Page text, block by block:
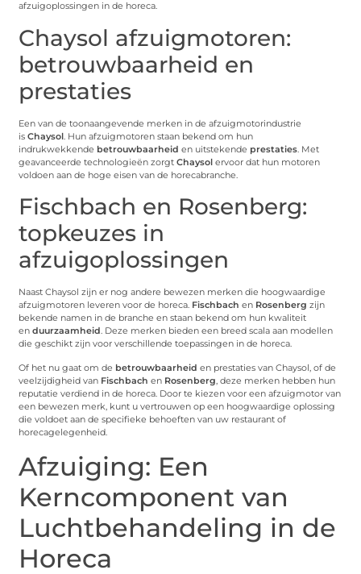
afzuigoplossingen in de horeca.
Chaysol afzuigmotoren:
betrouwbaarheid en
prestaties
Een van de toonaangevende merken in de afzuigmotorindustrie
isChaysol. Hun afzuigmotoren staan bekend om hun
indrukwekkende betrouwbaarheid en uitstekende prestaties. Met
geavanceerde technologieën zorgtChaysol ervoor dat hun motoren
voldoen aan de hoge eisen van de horecabranche.
Fischbach en Rosenberg:
topkeuzes in
afzuigoplossingen
Naast Chaysol zijn er nog andere bewezen merken die hoogwaardige
afzuigmotoren leveren voor de horeca. Fischbach en Rosenberg zijn
bekende namen in de branche en staan bekend om hun kwaliteit
enduurzaamheid. Deze merken bieden een breed scala aan modellen
die geschikt zijn voor verschillende toepassingen in de horeca.
Of het nu gaat om de betrouwbaarheid en prestaties van Chaysol, of de
veelzijdigheid van Fischbach en Rosenberg, deze merken hebben hun
reputatie verdiend in de horeca. Door te kiezen voor een afzuigmotor van
een bewezen merk, kunt u vertrouwen op een hoogwaardige oplossing
die voldoet aan de specifieke behoeften van uw restaurant of
horecagelegenheid.
Afzuiging: Een
Kerncomponent van
Luchtbehandeling in de
Horeca